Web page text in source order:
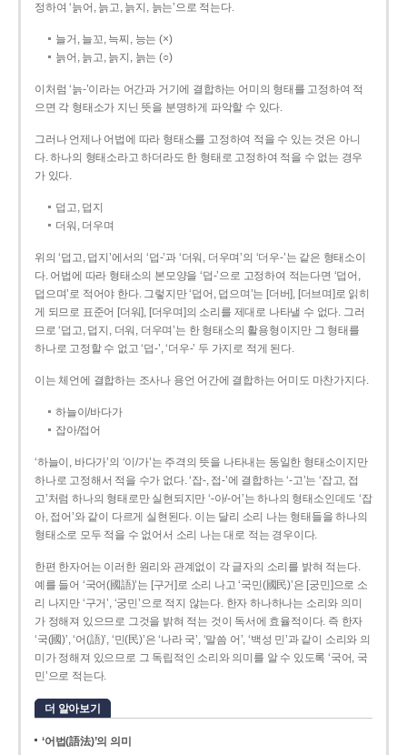
정하여 ‘늙어, 늙고, 늙지, 늙는’으로 적는다.
늘거, 늘꼬, 늑찌, 능는 (×)
늙어, 늙고, 늙지, 늙는 (○)
이처럼 ‘늙-­’이라는 어간과 거기에 결합하는 어미의 형태를 고정하여 적
으면 각 형태소가 지닌 뜻을 분명하게 파악할 수 있다.
그러나 언제나 어법에 따라 형태소를 고정하여 적을 수 있는 것은 아니
다. 하나의 형태소라고 하더라도 한 형태로 고정하여 적을 수 없는 경우
가 있다.
덥고, 덥지
더워, 더우며
위의 ‘덥고, 덥지’에서의 ‘덥-­’과 ‘더워, 더우며’의 ‘더우-­’는 같은 형태소이
다. 어법에 따라 형태소의 본모양을 ‘덥-­’으로 고정하여 적는다면 ‘덥어,
덥으며’로 적어야 한다. 그렇지만 ‘덥어, 덥으며’는 [더버], [더브며]로 읽히
게 되므로 표준어 [더워], [더우며]의 소리를 제대로 나타낼 수 없다. 그러
므로 ‘덥고, 덥지, 더워, 더우며’는 한 형태소의 활용형이지만 그 형태를
하나로 고정할 수 없고 ‘덥-’, ‘더우-’ 두 가지로 적게 된다.
이는 체언에 결합하는 조사나 용언 어간에 결합하는 어미도 마찬가지다.
하늘이/바다가
잡아/접어
‘하늘이, 바다가’의 ‘이/가’는 주격의 뜻을 나타내는 동일한 형태소이지만
하나로 고정해서 적을 수가 없다. ‘잡-, 접-’에 결합하는 ‘-고’는 ‘잡고, 접
고’처럼 하나의 형태로만 실현되지만 ‘-아/-어’는 하나의 형태소인데도 ‘잡
아, 접어’와 같이 다르게 실현된다. 이는 달리 소리 나는 형태들을 하나의
형태소로 모두 적을 수 없어서 소리 나는 대로 적는 경우이다.
한편 한자어는 이러한 원리와 관계없이 각 글자의 소리를 밝혀 적는다.
예를 들어 ‘국어(國語)’는 [구거]로 소리 나고 ‘국민(國民)’은 [궁민]으로 소
리 나지만 ‘구거’, ‘궁민’으로 적지 않는다. 한자 하나하나는 소리와 의미
가 정해져 있으므로 그것을 밝혀 적는 것이 독서에 효율적이다. 즉 한자
‘국(國)’, ‘어(語)’, ‘민(民)’은 ‘나라 국’, ‘말씀 어’, ‘백성 민’과 같이 소리와 의
미가 정해져 있으므로 그 독립적인 소리와 의미를 알 수 있도록 ‘국어, 국
민’으로 적는다.
더 알아보기
‘어법(語法)’의 의미